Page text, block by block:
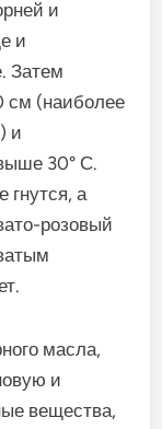
и
и
Затем
см (наиболее
и
30° С.
а
розовый
масла,
и
вещества,